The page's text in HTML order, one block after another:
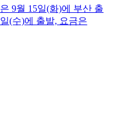
9월 15일(화)에 부산 출
(수)에 출발, 요금은